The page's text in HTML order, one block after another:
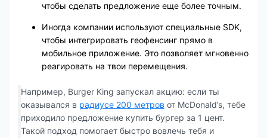
чтобы сделать предложение еще более точным.
Иногда компании используют специальные SDK,
чтобы интегрировать геофенсинг прямо в
мобильное приложение. Это позволяет мгновенно
реагировать на твои перемещения.
Например, Burger King запускал акцию: если ты
оказывался в радиусе 200 метров от McDonald’s, тебе
приходило предложение купить бургер за 1 цент.
Такой подход помогает быстро вовлечь тебя и